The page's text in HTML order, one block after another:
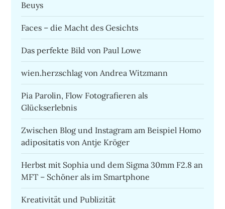
Beuys
Faces – die Macht des Gesichts
Das perfekte Bild von Paul Lowe
wien.herzschlag von Andrea Witzmann
Pia Parolin, Flow Fotografieren als
Glückserlebnis
Zwischen Blog und Instagram am Beispiel Homo
adipositatis von Antje Kröger
Herbst mit Sophia und dem Sigma 30mm F2.8 an
MFT – Schöner als im Smartphone
Kreativität und Publizität